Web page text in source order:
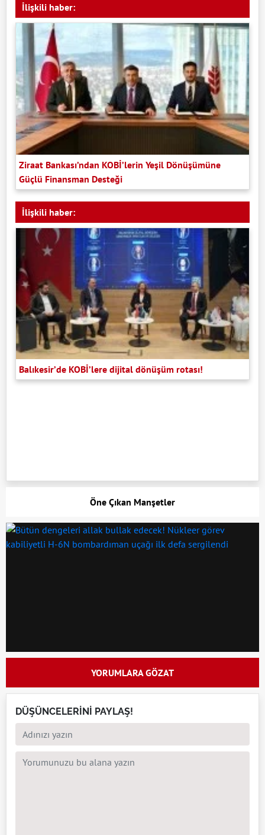
İlişkili haber:
Ziraat Bankası’ndan KOBİ’lerin Yeşil Dönüşümüne
Güçlü Finansman Desteği
İlişkili haber:
Balıkesir’de KOBİ’lere dijital dönüşüm rotası!
Öne Çıkan Manşetler
YORUMLARA GÖZAT
DÜŞÜNCELERİNİ PAYLAŞ!